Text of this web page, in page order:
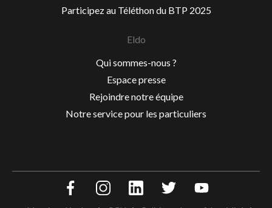
Participez au Téléthon du BTP 2025
Eldo
Qui sommes-nous ?
Espace presse
Rejoindre notre équipe
Notre service pour les particuliers